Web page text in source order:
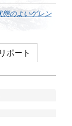
態のよいゲレン
ポート